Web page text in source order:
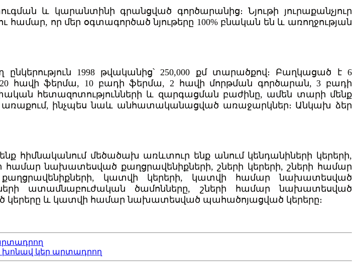
և կարանտինի գրանցված գործարանից։ Նյութի յուրաքանչյուր
համար, որ մեր օգտագործած նյութերը 100% բնական են և առողջության
1998 թվականից՝ 250,000 քմ տարածքով։ Բաղկացած է 6
հավի ֆերմա, 10 բադի ֆերմա, 2 հավի մորթման գործարան, 3 բադի
հետազոտությունների և զարգացման բաժինը, ամեն տարի մենք
առաքում, ինչպես նաև անհատականացված առաջարկներ։ Անկախ ձեր
հիմնականում մեծածախ առևտուր ենք անում կենդանիների կերերի,
նախատեսված քաղցրավենիքների, շների կերերի, շների համար
կատվի կերերի, կատվի համար նախատեսված
ատամնաբուժական ծամոնները, շների համար նախատեսված
և կատվի համար նախատեսված պահածոյացված կերերը։
խոնավ կեր արտադրող